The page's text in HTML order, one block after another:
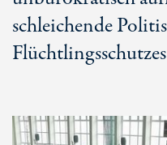
schleichende